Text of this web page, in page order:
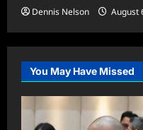
Dennis Nelson August
You May Have Missed